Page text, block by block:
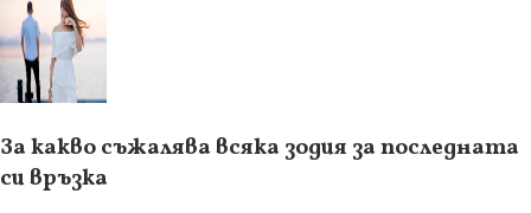
За какво съжалява всяка зодия за последната
си връзка